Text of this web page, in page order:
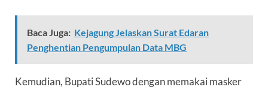
Baca Juga: Kejagung Jelaskan Surat Edaran
Penghentian Pengumpulan Data MBG
Kemudian, Bupati Sudewo dengan memakai masker